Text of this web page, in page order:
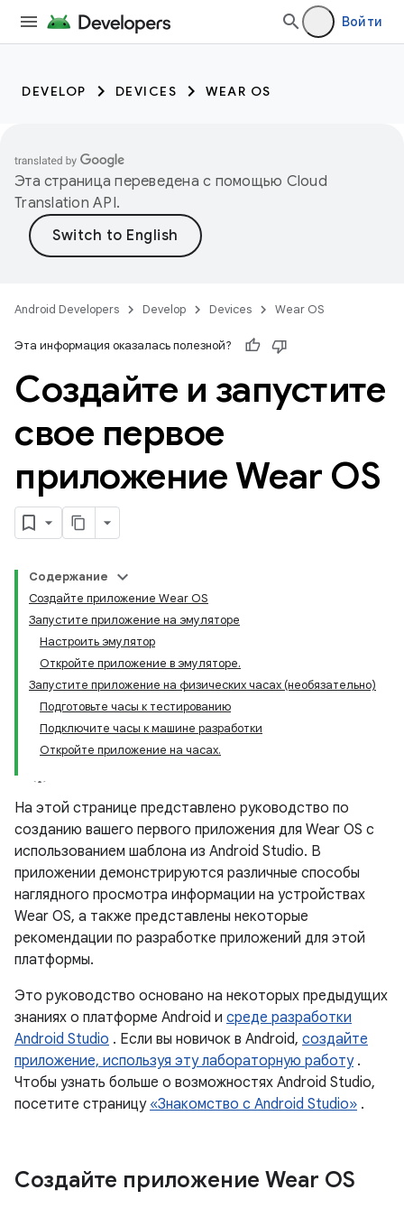
Войти
DEVELOP DEVICES WEAR OS
Эта страница переведена с помощью Cloud
Translation API.
Android Developers Develop Devices Wear OS
Эта информация оказалась полезной?
Создайте и запустите
свое первое
приложение Wear OS
Содержание
Создайте приложение Wear OS
Запустите приложение на эмуляторе
Настроить эмулятор
Откройте приложение в эмуляторе.
Запустите приложение на физических часах (необязательно)
Подготовьте часы к тестированию
Подключите часы к машине разработки
Откройте приложение на часах.
На этой странице представлено руководство по
созданию вашего первого приложения для Wear OS с
использованием шаблона из Android Studio. В
приложении демонстрируются различные способы
наглядного просмотра информации на устройствах
Wear OS, а также представлены некоторые
рекомендации по разработке приложений для этой
платформы.
Это руководство основано на некоторых предыдущих
знаниях о платформе Android и среде разработки
Android Studio . Если вы новичок в Android, создайте
приложение, используя эту лабораторную работу.
Чтобы узнать больше о возможностях Android Studio,
посетите страницу «Знакомство с Android Studio» .
Создайте приложение Wear OS